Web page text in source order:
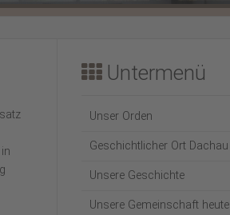
Untermenü
Unser Orden
Geschichtlicher Ort Dachau
Unsere Geschichte
Unsere Gemeinschaft heute